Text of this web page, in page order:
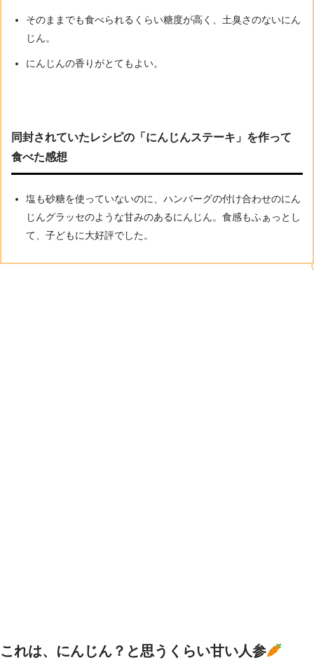
そのままでも食べられるくらい糖度が高く、土臭さのないにん
じん。
にんじんの香りがとてもよい。
同封されていたレシピの「にんじんステーキ」を作って
食べた感想
塩も砂糖を使っていないのに、ハンバーグの付け合わせのにん
じんグラッセのような甘みのあるにんじん。食感もふぁっとし
て、子どもに大好評でした。
これは、 にんじん？と思うくらい甘い人参